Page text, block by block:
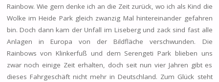
Rainbow. Wie gern denke ich an die Zeit zurück, wo ich als Kind die
Wolke im Heide Park gleich zwanzig Mal hintereinander gefahren
bin. Doch dann kam der Unfall im Liseberg und zack sind fast alle
Anlagen in Europa von der Bildfläche verschwunden. Die
Rainbows von Klinkerfuß und dem Serengeti Park blieben uns
zwar noch einige Zeit erhalten, doch seit nun vier Jahren gibt es
dieses Fahrgeschäft nicht mehr in Deutschland. Zum Glück steht